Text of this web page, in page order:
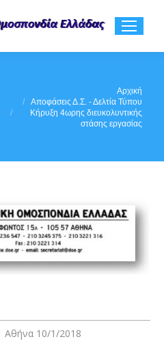
Αρχική
Αποφάσεις Δ.Σ. - Δελτία Τύπου
Κήρυξη 4ωρης διευκολυντικής
στάσης εργασίας
Αθήνα 10/1/2018